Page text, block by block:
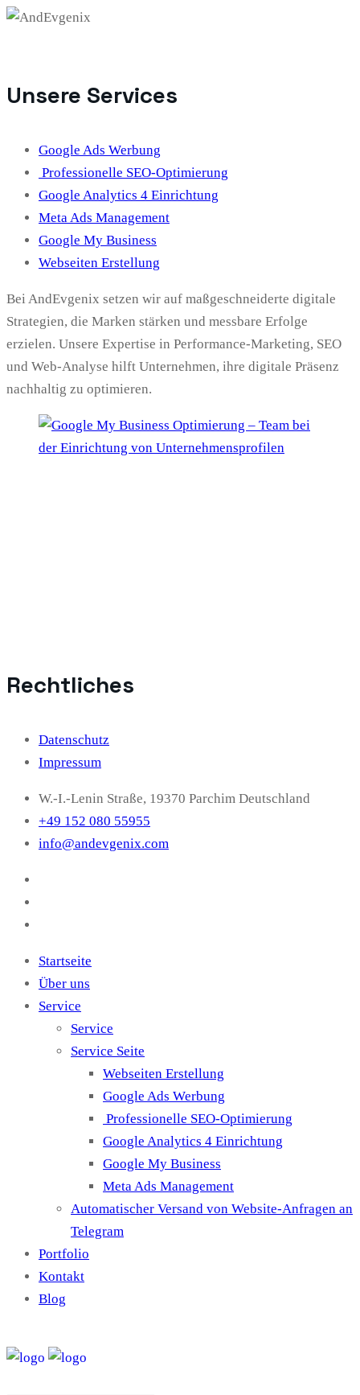
Unsere Services
Google Ads Werbung
Professionelle SEO-Optimierung
Google Analytics 4 Einrichtung
Meta Ads Management
Google My Business
Webseiten Erstellung
Bei AndEvgenix setzen wir auf maßgeschneiderte digitale
Strategien, die Marken stärken und messbare Erfolge
erzielen. Unsere Expertise in Performance-Marketing, SEO
und Web-Analyse hilft Unternehmen, ihre digitale Präsenz
nachhaltig zu optimieren.
Rechtliches
Datenschutz
Impressum
W.-I.-Lenin Straße, 19370 Parchim Deutschland
+49 152 080 55955
info@andevgenix.com
Startseite
Über uns
Service
Service
Service Seite
Webseiten Erstellung
Google Ads Werbung
Professionelle SEO-Optimierung
Google Analytics 4 Einrichtung
Google My Business
Meta Ads Management
Automatischer Versand von Website-Anfragen an
Telegram
Portfolio
Kontakt
Blog